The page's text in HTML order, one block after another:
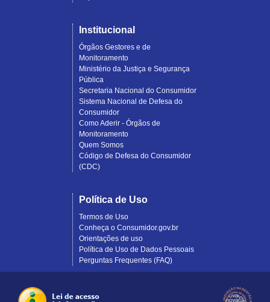
Institucional
Órgãos Gestores e de
Monitoramento
Ministério da Justiça e Segurança
Pública
Secretaria Nacional do Consumidor
Sistema Nacional de Defesa do
Consumidor
Como Aderir - Órgãos de
Monitoramento
Quem Somos
Código de Defesa do Consumidor
(CDC)
Política de Uso
Termos de Uso
Conheça o Consumidor.gov.br
Orientações de uso
Política de Uso de Dados Pessoais
Perguntas Frequentes (FAQ)